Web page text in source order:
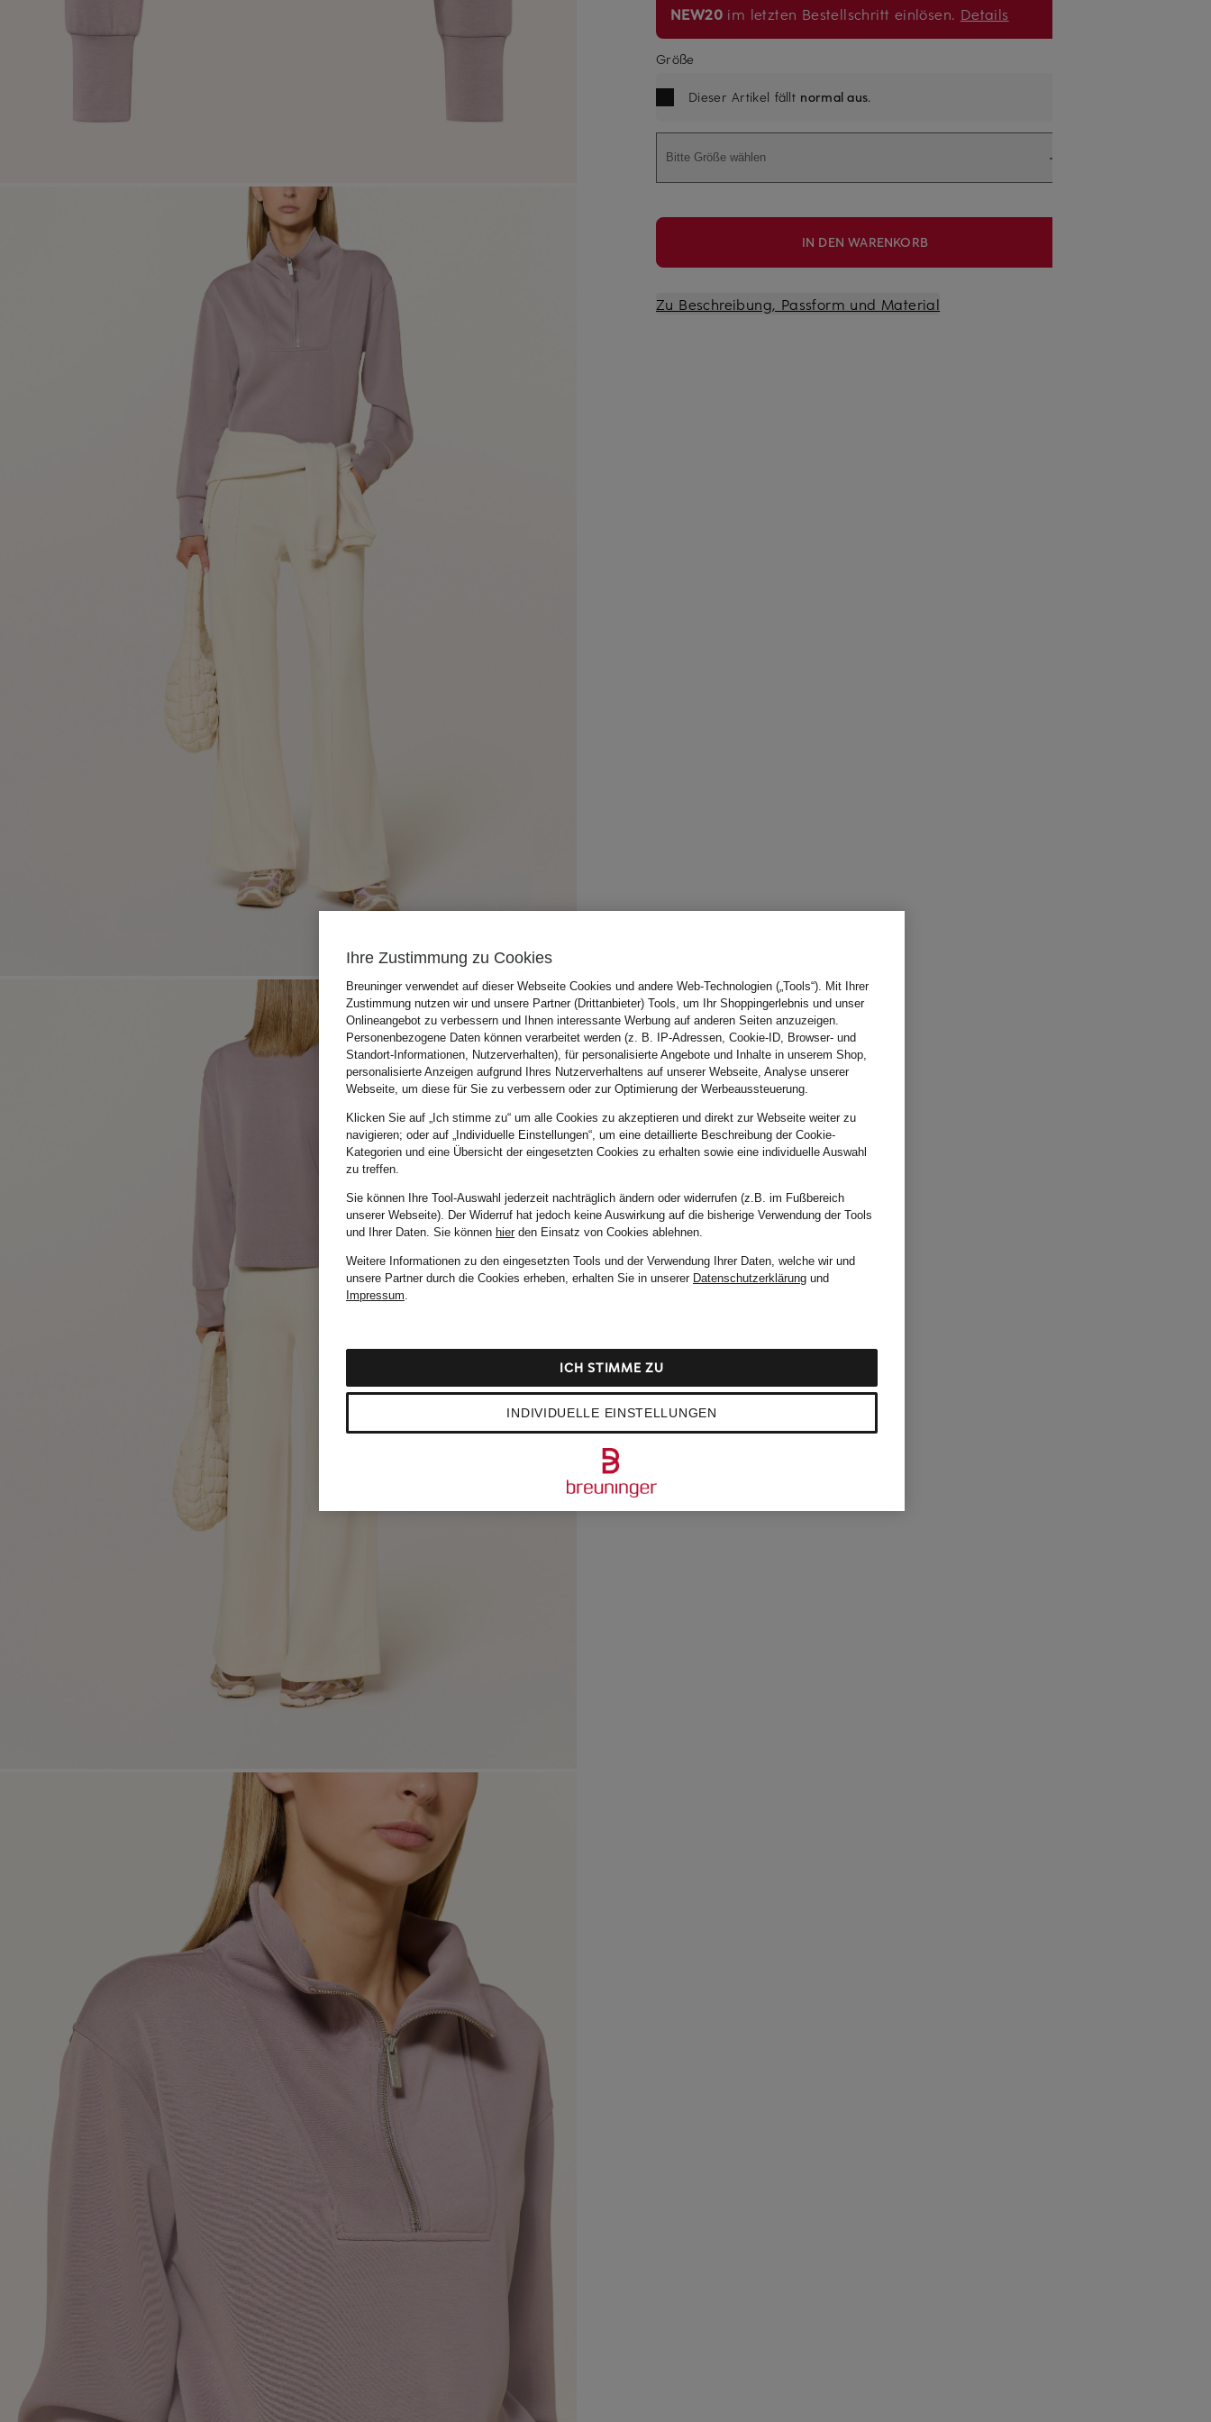
NEW20 im letzten Bestellschritt einlösen. Details
Größe
Dieser Artikel fällt normal aus.
Bitte Größe wählen
IN DEN WARENKORB
Zu Beschreibung, Passform und Material
Ihre Zustimmung zu Cookies
Breuninger verwendet auf dieser Webseite Cookies und andere Web-Technologien („Tools“). Mit Ihrer
Zustimmung nutzen wir und unsere Partner (Drittanbieter) Tools, um Ihr Shoppingerlebnis und unser
Onlineangebot zu verbessern und Ihnen interessante Werbung auf anderen Seiten anzuzeigen.
Personenbezogene Daten können verarbeitet werden (z. B. IP-Adressen, Cookie-ID, Browser- und
Standort-Informationen, Nutzerverhalten), für personalisierte Angebote und Inhalte in unserem Shop,
personalisierte Anzeigen aufgrund Ihres Nutzerverhaltens auf unserer Webseite, Analyse unserer
Webseite, um diese für Sie zu verbessern oder zur Optimierung der Werbeaussteuerung.
Klicken Sie auf „Ich stimme zu“ um alle Cookies zu akzeptieren und direkt zur Webseite weiter zu
navigieren; oder auf „Individuelle Einstellungen“, um eine detaillierte Beschreibung der Cookie-
Kategorien und eine Übersicht der eingesetzten Cookies zu erhalten sowie eine individuelle Auswahl
zu treffen.
Sie können Ihre Tool-Auswahl jederzeit nachträglich ändern oder widerrufen (z.B. im Fußbereich
unserer Webseite). Der Widerruf hat jedoch keine Auswirkung auf die bisherige Verwendung der Tools
und Ihrer Daten. Sie können hierden Einsatz von Cookies ablehnen.
Weitere Informationen zu den eingesetzten Tools und der Verwendung Ihrer Daten, welche wir und
unsere Partner durch die Cookies erheben, erhalten Sie in unserer Datenschutzerklärung und
Impressum.
INDIVIDUELLE EINSTELLUNGEN
ICH STIMME ZU